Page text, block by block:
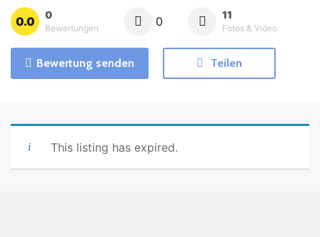
0.0 0
Bewertungen 0 11
Fotos & Video
Bewertung senden Teilen
This listing has expired.